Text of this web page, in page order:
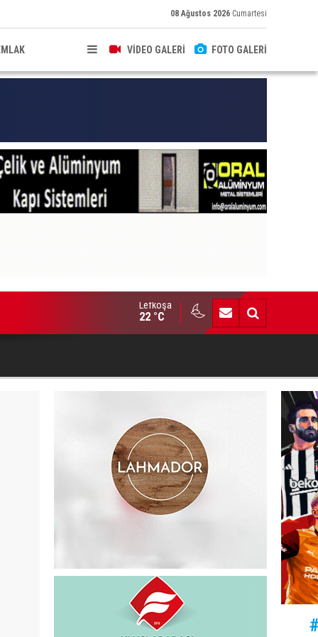
08 Ağustos 2026 Cumartesi
VİDEO GALERİ FOTO GALERİ
binalarına zarar verenler hakkında yasal işlem başlatıldı
Lefkoşa
22 °C